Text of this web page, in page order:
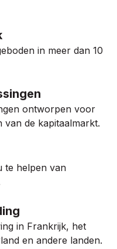
in meer dan 10
ontworpen voor
van de kapitaalmarkt.
te helpen van
in Frankrijk, het
en andere landen.